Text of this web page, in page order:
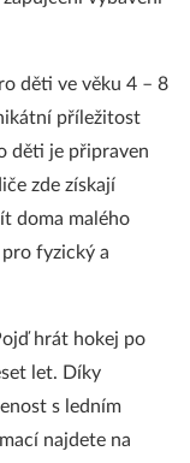
děti ve věku 4 – 8
příležitost
děti je připraven
zde získají
doma malého
fyzický a
hrát hokej po
let. Díky
s ledním
najdete na